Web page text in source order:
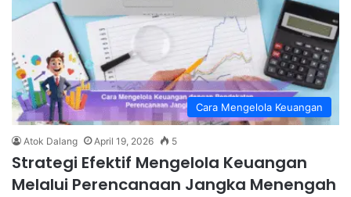
Cara Mengelola Keuangan
Atok Dalang April 19, 2026 5
Strategi Efektif Mengelola Keuangan
Melalui Perencanaan Jangka Menengah